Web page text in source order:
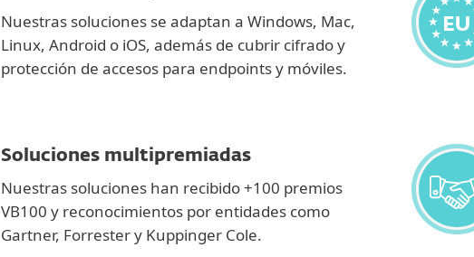
Nuestras soluciones se adaptan a Windows, Mac,
Linux, Android o iOS, además de cubrir cifrado y
protección de accesos para endpoints y móviles.
Soluciones multipremiadas
Nuestras soluciones han recibido +100 premios
VB100 y reconocimientos por entidades como
Gartner, Forrester y Kuppinger Cole.